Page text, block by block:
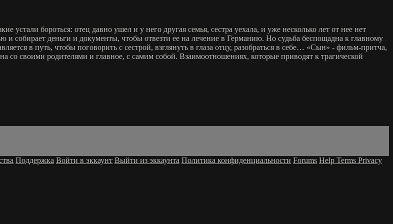
бороться: отец давно ушел и у него другая семья, сестра уехала, и уже несколько лет от нее нет
и собирает деньги и документы, чтобы отвезти ее на лечение в Германию. Но судьба беспощадна к главному
в путь, чтобы поговорить с сестрой, взглянуть в глаза отцу, разобраться в себе… «Сын» - фильм-притча,
своими родителями и главное, с самим собой. Взаимоотношениях, которые приводят к трагической
Поддержка Войти в эккаунт Выйти из эккаунта Политика конфиденциальности Forums Help Terms Privacy